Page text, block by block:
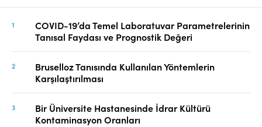
COVID-19’da Temel Laboratuvar Parametrelerinin
Tanısal Faydası ve Prognostik Değeri
Bruselloz Tanısında Kullanılan Yöntemlerin
Karşılaştırılması
Bir Üniversite Hastanesinde İdrar Kültürü
Kontaminasyon Oranları